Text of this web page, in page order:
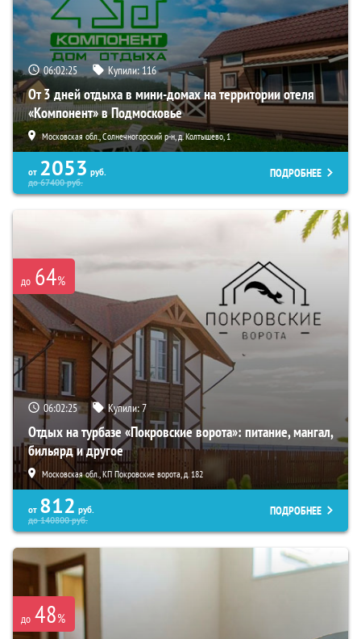
06:02:23 Купили: 116
От 3 дней отдыха в мини-домах на территории отеля
«Компонент» в Подмосковье
Московская обл., Солнечногорский р-н, д. Колтышево, 1
от 2053 руб.
до67400руб.
ПОДРОБНЕЕ
до 64%
06:02:23 Купили:7
Отдых на турбазе «Покровские ворота»: питание, мангал,
бильярд и другое
Московская обл., КП Покровские ворота, д. 182
от 812 руб.
до140800руб.
ПОДРОБНЕЕ
до 48%